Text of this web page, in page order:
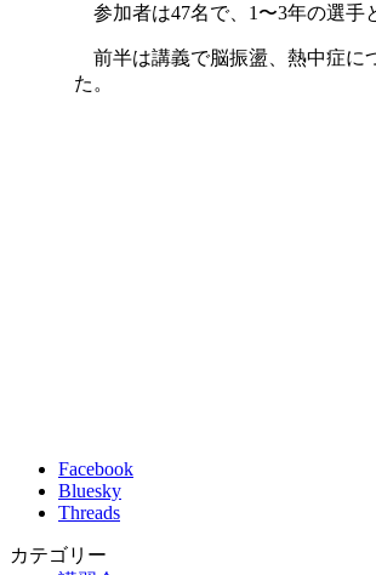
参加者は47名で、1〜3年の選手
前半は講義で脳振盪、熱中症に
た。
Facebook
Bluesky
Threads
カテゴリー